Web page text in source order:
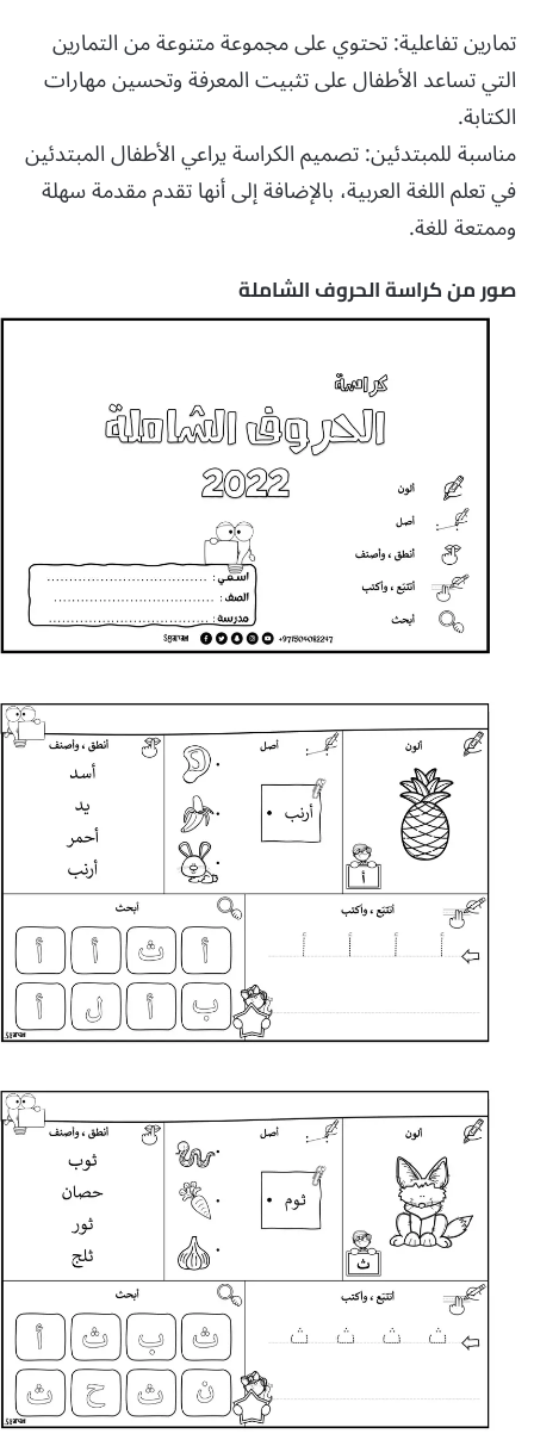
تمارين تفاعلية: تحتوي على مجموعة متنوعة من التمارين
التي تساعد الأطفال على تثبيت المعرفة وتحسين مهارات
الكتابة.
مناسبة للمبتدئين: تصميم الكراسة يراعي الأطفال المبتدئين
في تعلم اللغة العربية، بالإضافة إلى أنها تقدم مقدمة سهلة
وممتعة للغة.
صور من كراسة الحروف الشاملة